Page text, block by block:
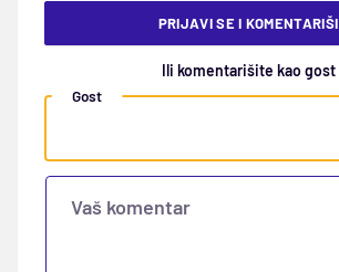
PRIJAVI SE I KOMENTARIŠI
Ili komentarišite kao gost
Gost
Vaš komentar